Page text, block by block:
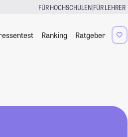
FÜR HOCHSCHULEN|FÜR LEHRER
Ranking Ratgeber